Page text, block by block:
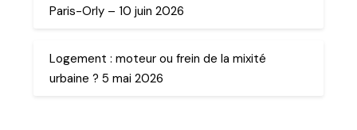
Paris-Orly – 10 juin 2026
Logement : moteur ou frein de la mixité
urbaine ? 5 mai 2026